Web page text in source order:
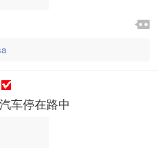


车停在路中